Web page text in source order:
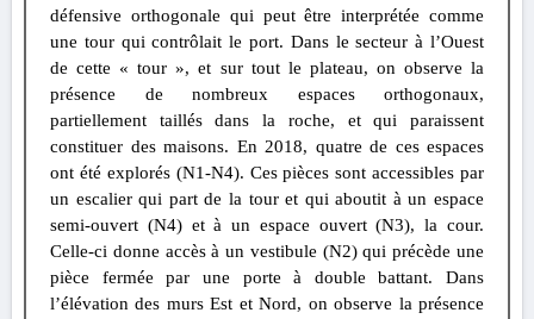
défensive orthogonale qui peut être interprétée comme
une tour qui contrôlait le port. Dans le secteur à l’Ouest
de cette « tour », et sur tout le plateau, on observe la
présence de nombreux espaces orthogonaux,
partiellement taillés dans la roche, et qui paraissent
constituer des maisons. En 2018, quatre de ces espaces
ont été explorés (N1-N4). Ces pièces sont accessibles par
un escalier qui part de la tour et qui aboutit à un espace
semi-ouvert (N4) et à un espace ouvert (N3), la cour.
Celle-ci donne accès à un vestibule (N2) qui précède une
pièce fermée par une porte à double battant. Dans
l’élévation des murs Est et Nord, on observe la présence